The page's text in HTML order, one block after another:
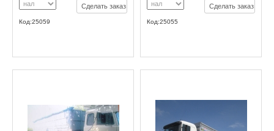
Сделать заказ
Код:25059
Сделать заказ
Код:25055